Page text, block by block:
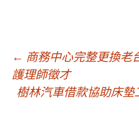
文
章
← 商務中心完整更換老
護理師徵才
樹林汽車借款協助床